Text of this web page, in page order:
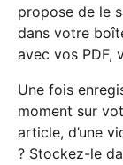
propose de le
dans votre
avec vos PDF,
Une fois
moment sur
article, d’une
? Stockez-le